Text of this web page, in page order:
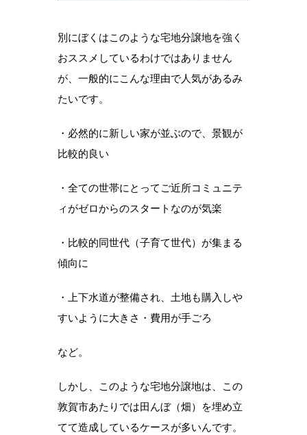
別にぼくはこのような宅地分譲地を強く
おススメしているわけではありません
が、一般的にこんな理由で人気があるみ
たいです。
・必然的に新しい家が並ぶので、景観が
比較的良い
・全ての世帯にとってご近所コミュニテ
ィがゼロからのスタートなのが気楽
・比較的同世代（子育て世代）が集まる
傾向に
・上下水道が整備され、土地も購入しや
すいように大きさ・費用が手ごろ
など。
しかし、このような宅地分譲地は、この
敦賀市あたりでは田んぼ（畑）を埋め立
てて造成しているケースが多いんです。